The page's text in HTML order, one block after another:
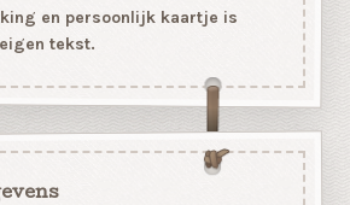
en persoonlijk kaartje is
tekst.